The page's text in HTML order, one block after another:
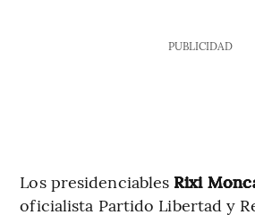
PUBLICIDAD
Los presidenciables Rixi
oficialista Partido Libertad y